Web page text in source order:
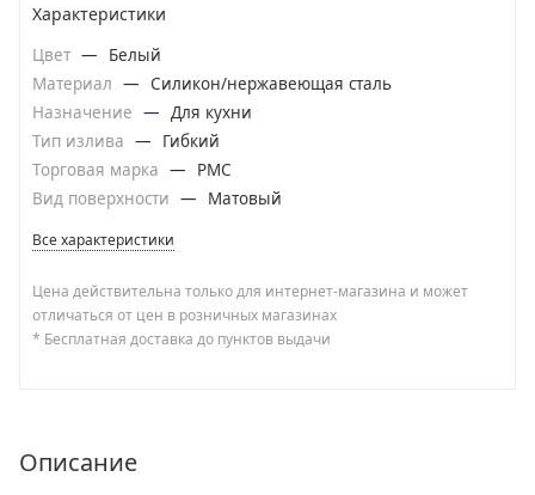
Характеристики
Цвет —
Белый
Материал — Силикон/нержавеющая сталь
Назначение — Для кухни
Тип излива —
Гибкий
Торговая марка —
РМС
Вид поверхности — Матовый
Все характеристики
Цена действительна только для интернет-магазина и может
отличаться от цен в розничных магазинах
* Бесплатная доставка до пунктов выдачи
Описание